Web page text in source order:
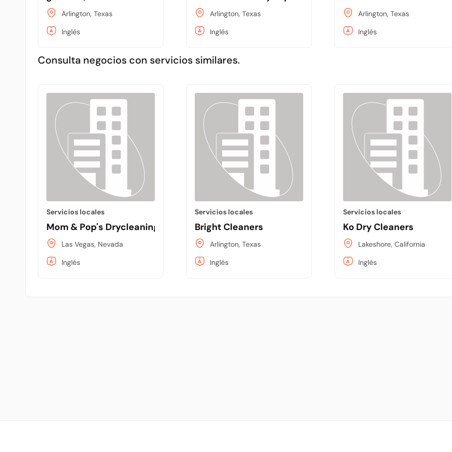
Arlington, Texas
Inglés
Arlington, Texas
Inglés
Arlington, Texas
Inglés
Consulta negocios con servicios similares.
Servicios locales
Mom & Pop's Drycleaning
Las Vegas, Nevada
Inglés
Servicios locales
Bright Cleaners
Arlington, Texas
Inglés
Servicios locales
Ko Dry Cleaners
Lakeshore, California
Inglés